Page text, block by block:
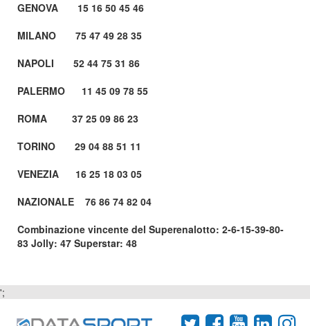
GENOVA 15 16 50 45 46
MILANO 75 47 49 28 35
NAPOLI 52 44 75 31 86
PALERMO 11 45 09 78 55
ROMA 37 25 09 86 23
TORINO 29 04 88 51 11
VENEZIA 16 25 18 03 05
NAZIONALE 76 86 74 82 04
Combinazione vincente del Superenalotto: 2-6-15-39-80-
83 Jolly: 47 Superstar: 48
';